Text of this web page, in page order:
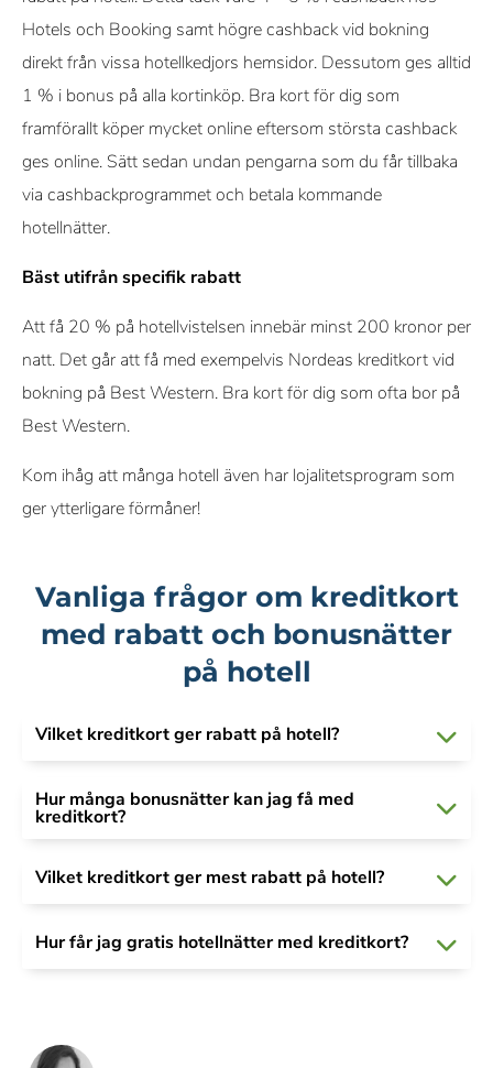
Hotels och Booking samt högre cashback vid bokning
direkt från vissa hotellkedjors hemsidor. Dessutom ges alltid
1 % i bonus på alla kortinköp. Bra kort för dig som
framförallt köper mycket online eftersom största cashback
ges online. Sätt sedan undan pengarna som du får tillbaka
via cashbackprogrammet och betala kommande
hotellnätter.
Bäst utifrån specifik rabatt
Att få 20 % på hotellvistelsen innebär minst 200 kronor per
natt. Det går att få med exempelvis Nordeas kreditkort vid
bokning på Best Western. Bra kort för dig som ofta bor på
Best Western.
Kom ihåg att många hotell även har lojalitetsprogram som
ger ytterligare förmåner!
Vanliga frågor om kreditkort
med rabatt och bonusnätter
på hotell
Vilket kreditkort ger rabatt på hotell?
Hur många bonusnätter kan jag få med
kreditkort?
Vilket kreditkort ger mest rabatt på hotell?
Hur får jag gratis hotellnätter med kreditkort?